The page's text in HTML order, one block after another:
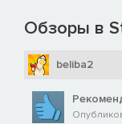
Обзоры в
beliba2